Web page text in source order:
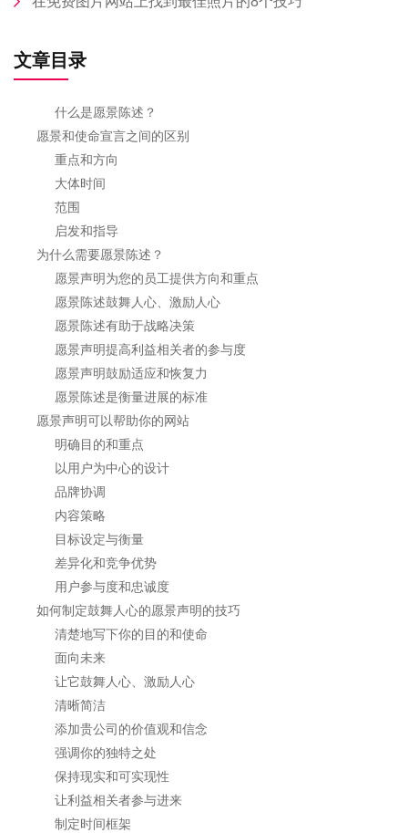
文章目录
什么是愿景陈述？
愿景和使命宣言之间的区别
重点和方向
大体时间
范围
启发和指导
为什么需要愿景陈述？
愿景声明为您的员工提供方向和重点
愿景陈述鼓舞人心、激励人心
愿景陈述有助于战略决策
愿景声明提高利益相关者的参与度
愿景声明鼓励适应和恢复力
愿景陈述是衡量进展的标准
愿景声明可以帮助你的网站
明确目的和重点
以用户为中心的设计
品牌协调
内容策略
目标设定与衡量
差异化和竞争优势
用户参与度和忠诚度
如何制定鼓舞人心的愿景声明的技巧
清楚地写下你的目的和使命
面向未来
让它鼓舞人心、激励人心
清晰简洁
添加贵公司的价值观和信念
强调你的独特之处
保持现实和可实现性
让利益相关者参与进来
制定时间框架